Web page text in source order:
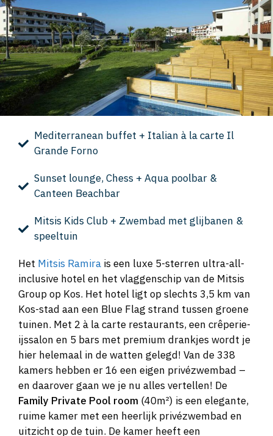
Mediterranean buffet + Italian à la carte Il
Grande Forno
Sunset lounge, Chess + Aqua poolbar &
Canteen Beachbar
Mitsis Kids Club + Zwembad met glijbanen &
speeltuin
Het Mitsis Ramira is een luxe 5-sterren ultra-all-
inclusive hotel en het vlaggenschip van de Mitsis
Group op Kos. Het hotel ligt op slechts 3,5 km van
Kos-stad aan een Blue Flag strand tussen groene
tuinen. Met 2 à la carte restaurants, een crêperie-
ijssalon en 5 bars met premium drankjes wordt je
hier helemaal in de watten gelegd! Van de 338
kamers hebben er 16 een eigen privézwembad –
en daarover gaan we je nu alles vertellen! De
Family Private Pool room (40m²) is een elegante,
ruime kamer met een heerlijk privézwembad en
uitzicht op de tuin. De kamer heeft een